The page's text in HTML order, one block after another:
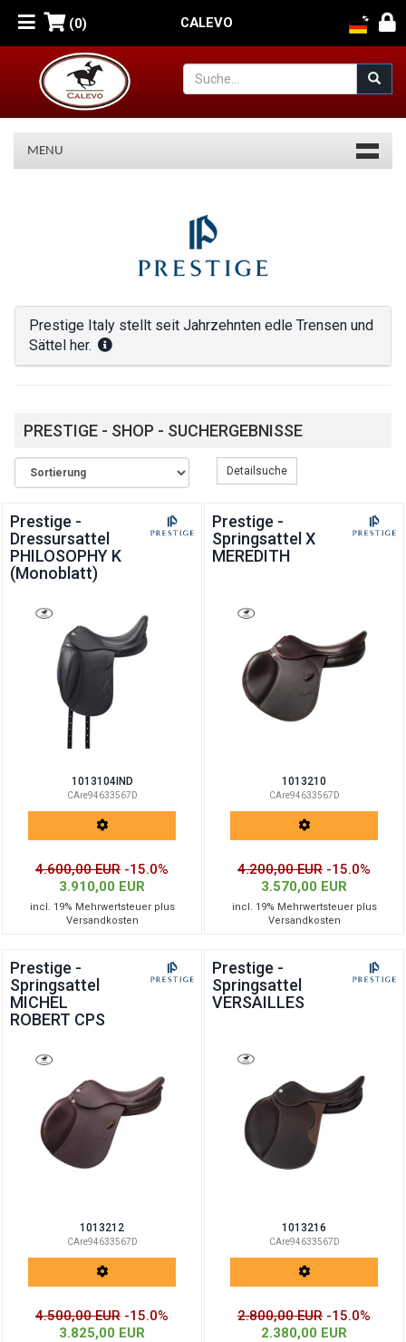
(0) CALEVO
MENU
seit
Jahrzehnten
edle
und
Sättel
her.
Prestige Italy stellt seit Jahrzehnten edle Trensen und
Sättel her.
PRESTIGE - SHOP - SUCHERGEBNISSE
Detailsuche
Prestige -
Dressursattel
PHILOSOPHY K
(Monoblatt)
1013104IND
CAre94633567D
4.600,00 EUR -15.0%
3.910,00 EUR
incl. 19% Mehrwertsteuer plus
Versandkosten
Prestige -
Springsattel X
MEREDITH
1013210
CAre94633567D
4.200,00 EUR -15.0%
3.570,00 EUR
incl. 19% Mehrwertsteuer plus
Versandkosten
Prestige -
Springsattel
MICHEL
ROBERT CPS
1013212
CAre94633567D
4.500,00 EUR -15.0%
3.825,00 EUR
Prestige -
Springsattel
VERSAILLES
1013216
CAre94633567D
2.800,00 EUR -15.0%
2.380,00 EUR